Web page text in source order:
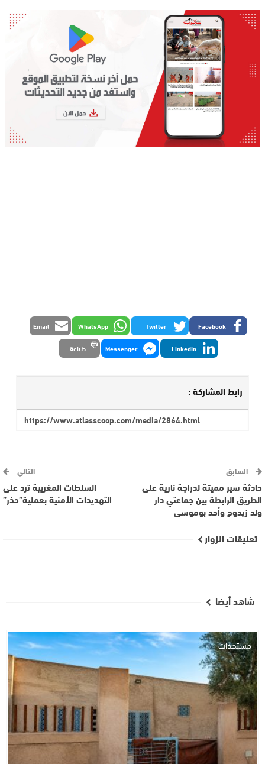
Facebook
Twitter
WhatsApp
Email
LinkedIn
Messenger طباعة
رابط المشاركة :
السابق
حادثة سير مميتة لدراجة نارية على
الطريق الرابطة بين جماعتي دار
ولد زيدوح وأحد بوموسى
التالي
السلطات المغربية ترد على
التهديدات الأمنية بعملية”حذر”
تعليقات الزوار
شاهد أيضا
مستجدات